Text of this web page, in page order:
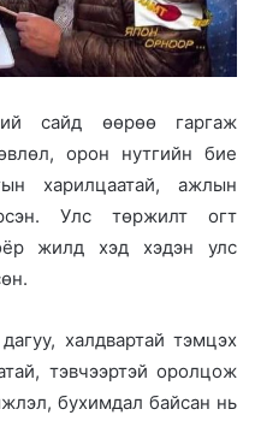
сайд өөрөө гаргаж
орон нутгийн бие
харилцаатай, ажлын
Улс төржилт огт
жилд хэд хэдэн улс
халдвартай тэмцэх
тэвчээртэй оролцож
бухимдал байсан нь